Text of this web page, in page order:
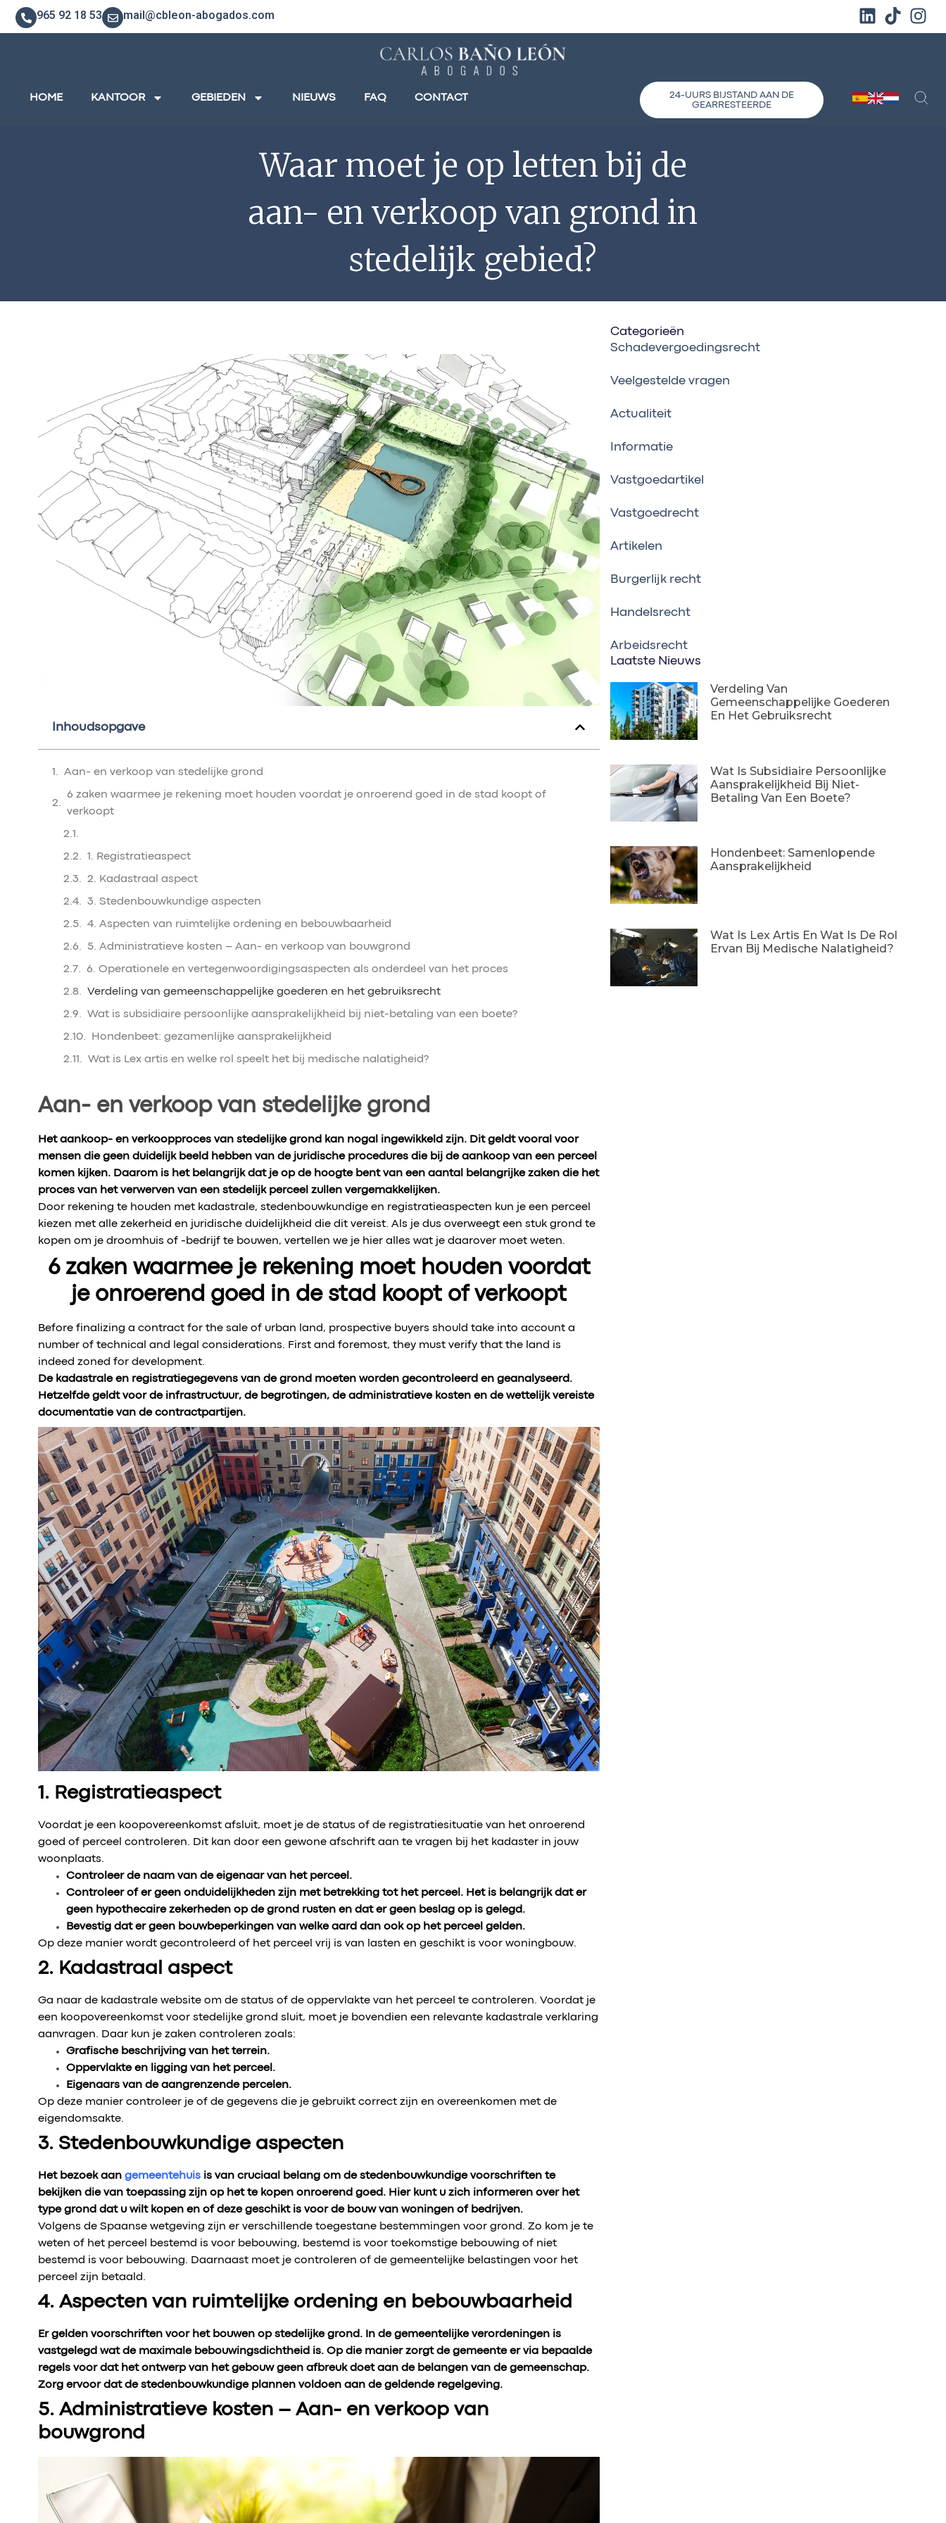
965 92 18 53 mail@cbleon-abogados.com
HOME KANTOOR GEBIEDEN NIEUWS FAQ CONTACT
24-UURS BIJSTAND AAN DE
GEARRESTEERDE
Waar moet je op letten bij de
aan- en verkoop van grond in
stedelijk gebied?
Inhoudsopgave
Aan- en verkoop van stedelijke grond
6 zaken waarmee je rekening moet houden voordat je onroerend goed in de stad koopt of
verkoopt
1. Registratieaspect
2. Kadastraal aspect
3. Stedenbouwkundige aspecten
4. Aspecten van ruimtelijke ordening en bebouwbaarheid
5. Administratieve kosten – Aan- en verkoop van bouwgrond
6. Operationele en vertegenwoordigingsaspecten als onderdeel van het proces
Verdeling van gemeenschappelijke goederen en het gebruiksrecht
Wat is subsidiaire persoonlijke aansprakelijkheid bij niet-betaling van een boete?
Hondenbeet: gezamenlijke aansprakelijkheid
Wat is Lex artis en welke rol speelt het bij medische nalatigheid?
Aan- en verkoop van stedelijke grond
Het aankoop- en verkoopproces van stedelijke grond kan nogal ingewikkeld zijn. Dit geldt vooral voor
mensen die geen duidelijk beeld hebben van de juridische procedures die bij de aankoop van een perceel
komen kijken. Daarom is het belangrijk dat je op de hoogte bent van een aantal belangrijke zaken die het
proces van het verwerven van een stedelijk perceel zullen vergemakkelijken.
Door rekening te houden met kadastrale, stedenbouwkundige en registratieaspecten kun je een perceel
kiezen met alle zekerheid en juridische duidelijkheid die dit vereist. Als je dus overweegt een stuk grond te
kopen om je droomhuis of -bedrijf te bouwen, vertellen we je hier alles wat je daarover moet weten.
6 zaken waarmee je rekening moet houden voordat
je onroerend goed in de stad koopt of verkoopt
Before finalizing a contract for the sale of urban land, prospective buyers should take into account a
number of technical and legal considerations. First and foremost, they must verify that the land is
indeed zoned for development.
De kadastrale en registratiegegevens van de grond moeten worden gecontroleerd en geanalyseerd.
Hetzelfde geldt voor de infrastructuur, de begrotingen, de administratieve kosten en de wettelijk vereiste
documentatie van de contractpartijen.
1. Registratieaspect
Voordat je een koopovereenkomst afsluit, moet je de status of de registratiesituatie van het onroerend
goed of perceel controleren. Dit kan door een gewone afschrift aan te vragen bij het kadaster in jouw
woonplaats.
Controleer de naam van de eigenaar van het perceel.
Controleer of er geen onduidelijkheden zijn met betrekking tot het perceel. Het is belangrijk dat er
geen hypothecaire zekerheden op de grond rusten en dat er geen beslag op is gelegd.
Bevestig dat er geen bouwbeperkingen van welke aard dan ook op het perceel gelden.
Op deze manier wordt gecontroleerd of het perceel vrij is van lasten en geschikt is voor woningbouw.
2. Kadastraal aspect
Ga naar de kadastrale website om de status of de oppervlakte van het perceel te controleren. Voordat je
een koopovereenkomst voor stedelijke grond sluit, moet je bovendien een relevante kadastrale verklaring
aanvragen. Daar kun je zaken controleren zoals:
Grafische beschrijving van het terrein.
Oppervlakte en ligging van het perceel.
Eigenaars van de aangrenzende percelen.
Op deze manier controleer je of de gegevens die je gebruikt correct zijn en overeenkomen met de
eigendomsakte.
3. Stedenbouwkundige aspecten
Het bezoek aan gemeentehuis is van cruciaal belang om de stedenbouwkundige voorschriften te
bekijken die van toepassing zijn op het te kopen onroerend goed. Hier kunt u zich informeren over het
type grond dat u wilt kopen en of deze geschikt is voor de bouw van woningen of bedrijven.
Volgens de Spaanse wetgeving zijn er verschillende toegestane bestemmingen voor grond. Zo kom je te
weten of het perceel bestemd is voor bebouwing, bestemd is voor toekomstige bebouwing of niet
bestemd is voor bebouwing. Daarnaast moet je controleren of de gemeentelijke belastingen voor het
perceel zijn betaald.
4. Aspecten van ruimtelijke ordening en bebouwbaarheid
Er gelden voorschriften voor het bouwen op stedelijke grond. In de gemeentelijke verordeningen is
vastgelegd wat de maximale bebouwingsdichtheid is. Op die manier zorgt de gemeente er via bepaalde
regels voor dat het ontwerp van het gebouw geen afbreuk doet aan de belangen van de gemeenschap.
Zorg ervoor dat de stedenbouwkundige plannen voldoen aan de geldende regelgeving.
5. Administratieve kosten – Aan- en verkoop van
bouwgrond
Categorieën
Schadevergoedingsrecht
Veelgestelde vragen
Actualiteit
Informatie
Vastgoedartikel
Vastgoedrecht
Artikelen
Burgerlijk recht
Handelsrecht
Arbeidsrecht
Laatste Nieuws
Verdeling Van
Gemeenschappelijke Goederen
En Het Gebruiksrecht
Wat Is Subsidiaire Persoonlijke
Aansprakelijkheid Bij Niet-
Betaling Van Een Boete?
Hondenbeet: Samenlopende
Aansprakelijkheid
Wat Is Lex Artis En Wat Is De Rol
Ervan Bij Medische Nalatigheid?